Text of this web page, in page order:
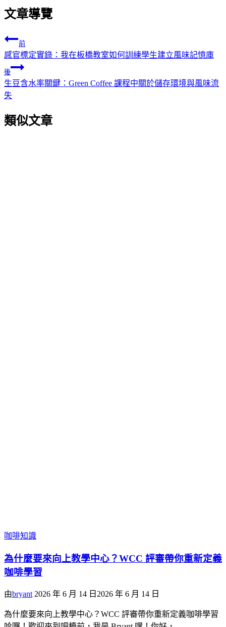
文章導覽
前
感官標定實錄：我在板橋教室如何訓練學生建立風味記憶庫
後
生豆含水率關鍵：Green Coffee 課程中關於儲存環境與風味流
失
類似文章
咖啡知識
為什麼要來向上教學中心？WCC 評審帶你重新定義
咖啡學習
由bryant 2026 年 6 月 14 日 2026 年 6 月 14 日
為什麼要來向上教學中心？WCC 評審帶你重新定義咖啡學習